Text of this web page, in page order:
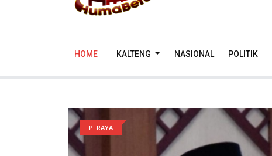
HOME KALTENG NASIONAL POLITIK
P. RAYA